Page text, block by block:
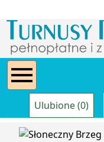
Ulubione (0)